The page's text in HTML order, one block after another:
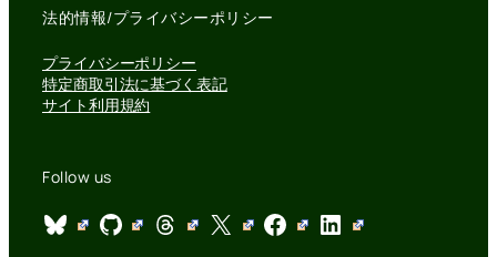
法的情報/プライバシーポリシー
プライバシーポリシー
特定商取引法に基づく表記
サイト利用規約
Follow us
Bluesky GitHub Threads X Facebook LinkedIn